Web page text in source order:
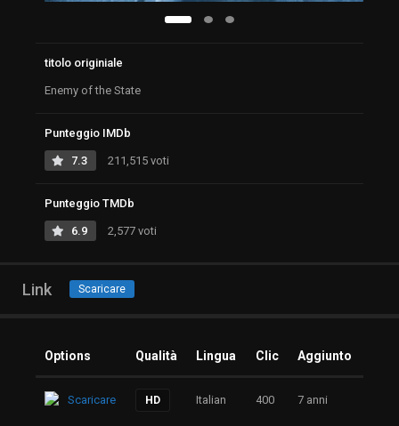
titolo originiale
Enemy of the State
Punteggio IMDb
7.3 211,515 voti
Punteggio TMDb
6.9 2,577 voti
Link Scaricare
Options Qualità Lingua Clic Aggiunto
Scaricare HD Italian 400 7 anni